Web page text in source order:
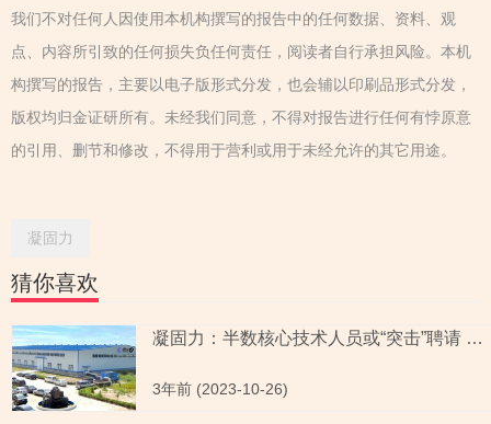
我们不对任何人因使用本机构撰写的报告中的任何数据、资料、观
点、内容所引致的任何损失负任何责任，阅读者自行承担风险。本机
构撰写的报告，主要以电子版形式分发，也会辅以印刷品形式分发，
版权均归金证研所有。未经我们同意，不得对报告进行任何有悖原意
的引用、删节和修改，不得用于营利或用于未经允许的其它用途。
凝固力
猜你喜欢
凝固力：半数核心技术人员或“突击”聘请 核心产品性能指标与官网对垒
3年前 (2023-10-26)